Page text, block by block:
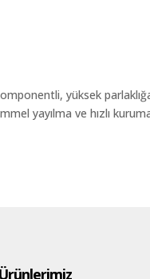
yüksek
yayılma ve hızlı
Ürünlerimiz